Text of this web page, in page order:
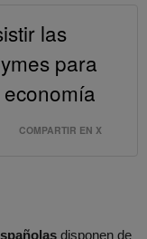
las
para
COMPARTIR EN X
disponen de